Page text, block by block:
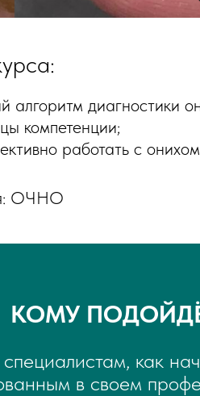
алгоритм диагностики
компетенции;
работать с
ОЧНО
КОМУ
как
в своем